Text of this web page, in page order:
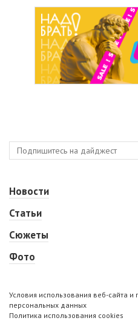
Новости
Статьи
Сюжеты
Фото
Условия использования веб-сайта
персональных данных
Политика использования cookies